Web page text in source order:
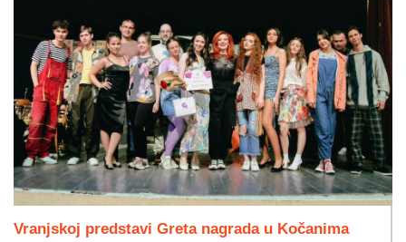
Vranjskoj predstavi Greta nagrada u Kočanima